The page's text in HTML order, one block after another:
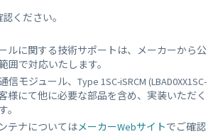
ください。
ルに関する技術サポートは、メーカーから公
囲で対応いたします。
モジュール、Type 1SC-iSRCM (LBAD0XX1SC-
様にて他に必要な部品を含め、実装いただく
。
テナについてはメーカーWebサイトでご確認